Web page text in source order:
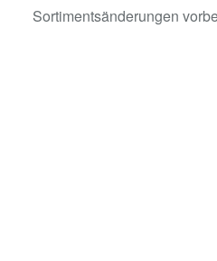
Sortimentsänderungen